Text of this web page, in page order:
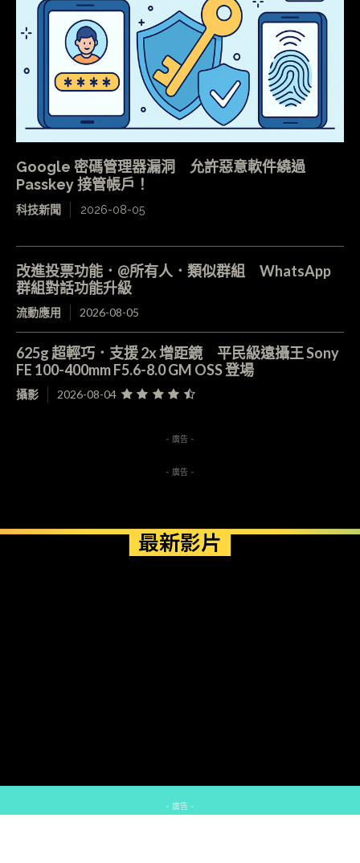
Google 密碼管理器漏洞 允許惡意軟件繞過
Passkey 接管帳戶！
科技新聞 2026-08-05
改進投票功能．@所有人．類似群組 WhatsApp
群組對話功能升級
流動應用 2026-08-05
625g 超輕巧．支援 2x 增距鏡 平民級遠攝王 Sony
FE 100-400mm F5.6-8.0 GM OSS 登場
攝影 2026-08-04
- 廣告 -
- 廣告 -
最新影片
- 廣告 -